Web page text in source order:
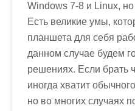
Windows 7-8 и Linux,
Есть великие умы,
планшета для себя
данном случае будем
решениях. Если брать
иногда хватит
но во многих случаях